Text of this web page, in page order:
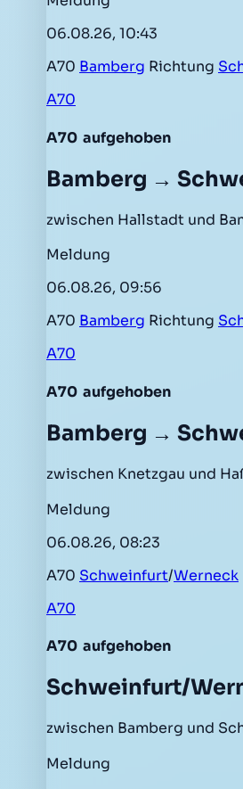
06.08.26, 10:43
A70 Bamberg Richtung
A70
A70 aufgehoben
Bamberg →
zwischen Hallstadt und
Meldung
06.08.26, 09:56
A70 Bamberg Richtung
A70
A70 aufgehoben
Bamberg →
zwischen Knetzgau und
Meldung
06.08.26, 08:23
A70 Schweinfurt/Werneck
A70
A70 aufgehoben
Schweinfurt/
zwischen Bamberg und
Meldung